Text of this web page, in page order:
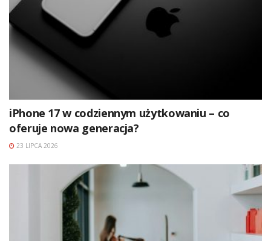
iPhone 17 w codziennym użytkowaniu – co
oferuje nowa generacja?
23 LIPCA 2026